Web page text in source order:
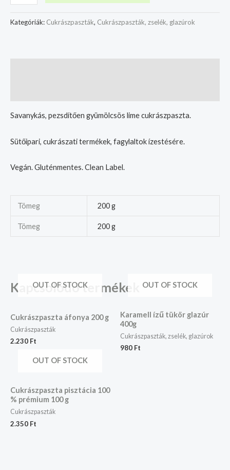
Kategóriák: Cukrászpaszták, Cukrászpaszták, zselék, glazúrok
Savanykás, pezsdítően gyümölcsös lime cukrászpaszta.
Sütőipari, cukrászati termékek, fagylaltok ízestésére.
Vegán. Gluténmentes. Clean Label.
Tömeg 200 g
Tömeg 200 g
Kapcsolódó termékek
OUT OF STOCK
Cukrászpaszta áfonya 200 g
Cukrászpaszták
2.230 Ft
OUT OF STOCK
Karamell ízű tükör glazúr
400g
Cukrászpaszták, zselék, glazúrok
980 Ft
OUT OF STOCK
Cukrászpaszta pisztácia 100
% prémium 100 g
Cukrászpaszták
2.350 Ft